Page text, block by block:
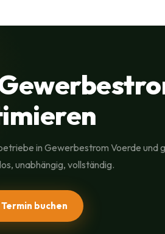
in Gewerbestrom Voerde und
unabhängig, vollständig.
Termin buchen